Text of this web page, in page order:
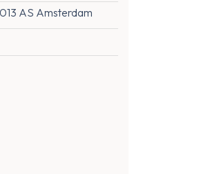
AS Amsterdam